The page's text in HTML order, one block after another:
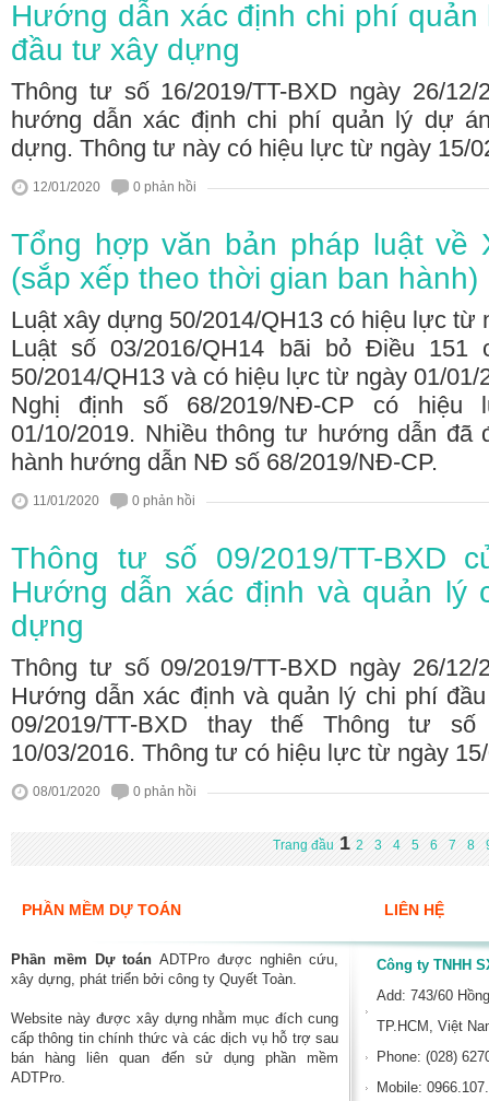
Hướng dẫn xác định chi phí
đầu tư xây dựng
Thông tư số 16/2019/TT-BXD ngày 26/
hướng dẫn xác định chi phí quản lý dự
dựng. Thông tư này có hiệu lực từ ngày 15/
12/01/2020 0 phản hồi
Tổng hợp văn bản pháp luật về
(sắp xếp theo thời gian ban hành)
Luật xây dựng 50/2014/QH13 có hiệu lực từ
Luật số 03/2016/QH14 bãi bỏ Điều 151
50/2014/QH13 và có hiệu lực từ ngày 01/01/
Nghị định số 68/2019/NĐ-CP có
01/10/2019. Nhiều thông tư hướng dẫn
hành hướng dẫn NĐ số 68/2019/NĐ-CP.
11/01/2020 0 phản hồi
Thông tư số 09/2019/TT-BXD
Hướng dẫn xác định và quản lý
dựng
Thông tư số 09/2019/TT-BXD ngày 26/
Hướng dẫn xác định và quản lý chi phí
09/2019/TT-BXD thay thế Thông tư số
10/03/2016. Thông tư có hiệu lực từ ngày
08/01/2020 0 phản hồi
Trang đầu 1 2 3 4 5 6 7 8
PHẦN MỀM DỰ TOÁN
Phần mềm Dự toán ADTPro được nghiên cứu,
xây dựng, phát triển bởi công ty Quyết Toàn.
Website này được xây dựng nhằm mục đích cung
cấp thông tin chính thức và các dịch vụ hỗ trợ sau
bán hàng liên quan đến sử dụng phần mềm
ADTPro.
LIÊN HỆ
Công ty TNHH
Add: 743/60
TP.HCM, Việt
Phone: (028)
Mobile: